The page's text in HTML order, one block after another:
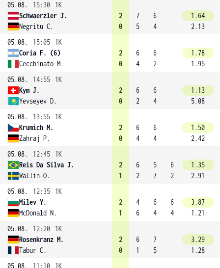
05.08.
15:30
1K
Schwaerzler J.
Negritu C.
2
0
7
5
6
4
1.64
2.13
05.08.
15:05
1K
Coria F. (6)
Cecchinato M.
2
0
6
4
6
2
1.78
1.95
05.08.
14:55
1K
Kym J.
Yevseyev D.
2
0
6
2
6
4
1.13
5.08
05.08.
13:55
1K
Krumich M.
Zahraj P.
2
0
6
4
6
4
1.50
2.42
05.08.
12:45
1K
Reis Da Silva J.
Wallin O.
2
1
6
2
5
7
6
2
1.35
2.91
05.08.
12:35
1K
Milev Y.
McDonald N.
2
1
4
6
6
4
6
4
3.87
1.21
05.08.
12:20
1K
Rosenkranz M.
Tabur C.
2
0
6
1
7
5
3.29
1.28
05.08.
11:10 1K